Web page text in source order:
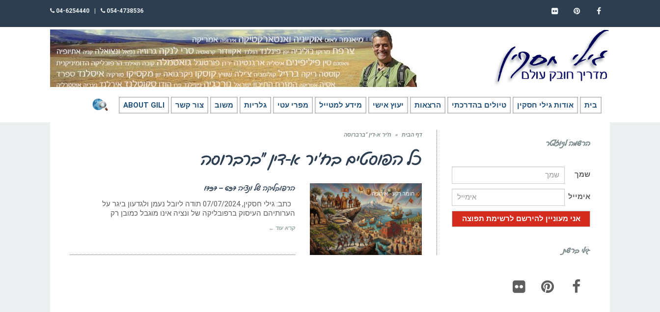
054-4738536
04-6254440
בית אודות גילי חסקין טיולים בהדרכתי הרצאות יעוץ אישי מידע למטייל מפרי עטי גלריות משוב צור קשר ABOUT GILI
דף הבית » ח’יר א-דין “ברברוסה
כל הפוסטים בח’יר א-דין “ברברוסה
חומר רקע - אירופה
הרפובליקה של ונציה 697 – 1797
כתב: גילי חסקין, ‏07/07/2024 תודה ליובל נעמן ולגדעון ביגר על
הערותיהם העיסוק ברפובליקה של ונציה אינו מוגבל כמובן רק
קרא עוד ←
הרשמה לניוזלטר
שמך
אימייל
גילי ברשת